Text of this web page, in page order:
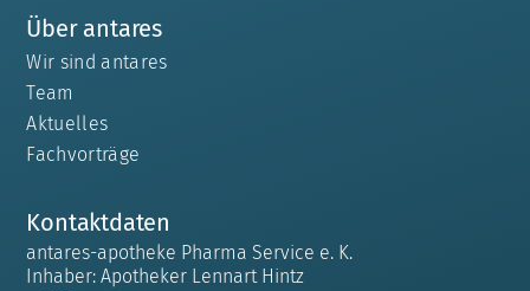
Über antares
Wir sind antares
Team
Aktuelles
Fachvorträge
Kontaktdaten
antares-apotheke Pharma Service e. K.
Inhaber: Apotheker Lennart Hintz